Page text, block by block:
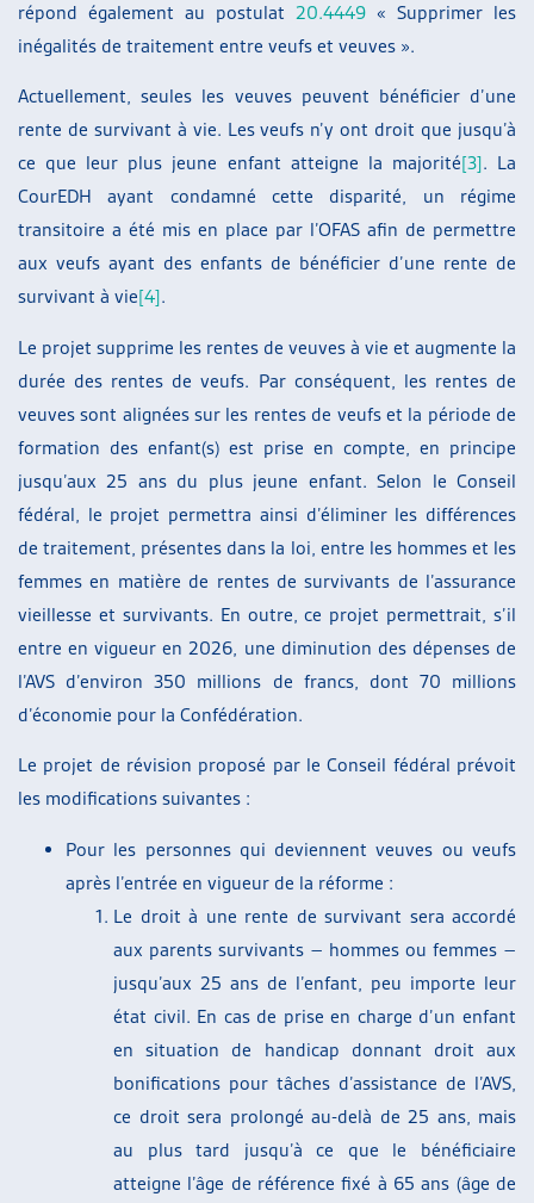
répond également au postulat 20.4449 « Supprimer les
inégalités de traitement entre veufs et veuves ».
Actuellement, seules les veuves peuvent bénéficier d’une
rente de survivant à vie. Les veufs n’y ont droit que jusqu’à
ce que leur plus jeune enfant atteigne la majorité[3]. La
CourEDH ayant condamné cette disparité, un régime
transitoire a été mis en place par l’OFAS afin de permettre
aux veufs ayant des enfants de bénéficier d’une rente de
survivant à vie[4].
Le projet supprime les rentes de veuves à vie et augmente la
durée des rentes de veufs. Par conséquent, les rentes de
veuves sont alignées sur les rentes de veufs et la période de
formation des enfant(s) est prise en compte, en principe
jusqu’aux 25 ans du plus jeune enfant. Selon le Conseil
fédéral, le projet permettra ainsi d’éliminer les différences
de traitement, présentes dans la loi, entre les hommes et les
femmes en matière de rentes de survivants de l’assurance
vieillesse et survivants. En outre, ce projet permettrait, s’il
entre en vigueur en 2026, une diminution des dépenses de
l’AVS d’environ 350 millions de francs, dont 70 millions
d’économie pour la Confédération.
Le projet de révision proposé par le Conseil fédéral prévoit
les modifications suivantes :
Pour les personnes qui deviennent veuves ou veufs
après l’entrée en vigueur de la réforme :
Le droit à une rente de survivant sera accordé
aux parents survivants – hommes ou femmes –
jusqu’aux 25 ans de l’enfant, peu importe leur
état civil. En cas de prise en charge d’un enfant
en situation de handicap donnant droit aux
bonifications pour tâches d’assistance de l’AVS,
ce droit sera prolongé au-delà de 25 ans, mais
au plus tard jusqu’à ce que le bénéficiaire
atteigne l’âge de référence fixé à 65 ans (âge de